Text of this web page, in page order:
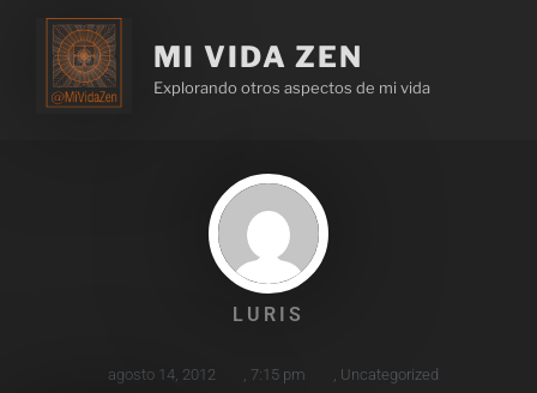
MI VIDA ZEN
Explorando otros aspectos de mi vida
LURIS
agosto 14, 2012 7:15 pm Uncategorized